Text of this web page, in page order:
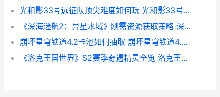
光和影33号远征队顶尖难度如何玩 光和影33号远征队的跑来跑去怪
《深海迷航2：异星水域》刚需资源获取策略 深海迷航2下载安装免费
崩坏星穹铁道4.2卡池如何抽取 崩坏星穹铁道4.2下载
《洛克王国世界》S2赛季奇遇精灵全览 洛克王国世界官网